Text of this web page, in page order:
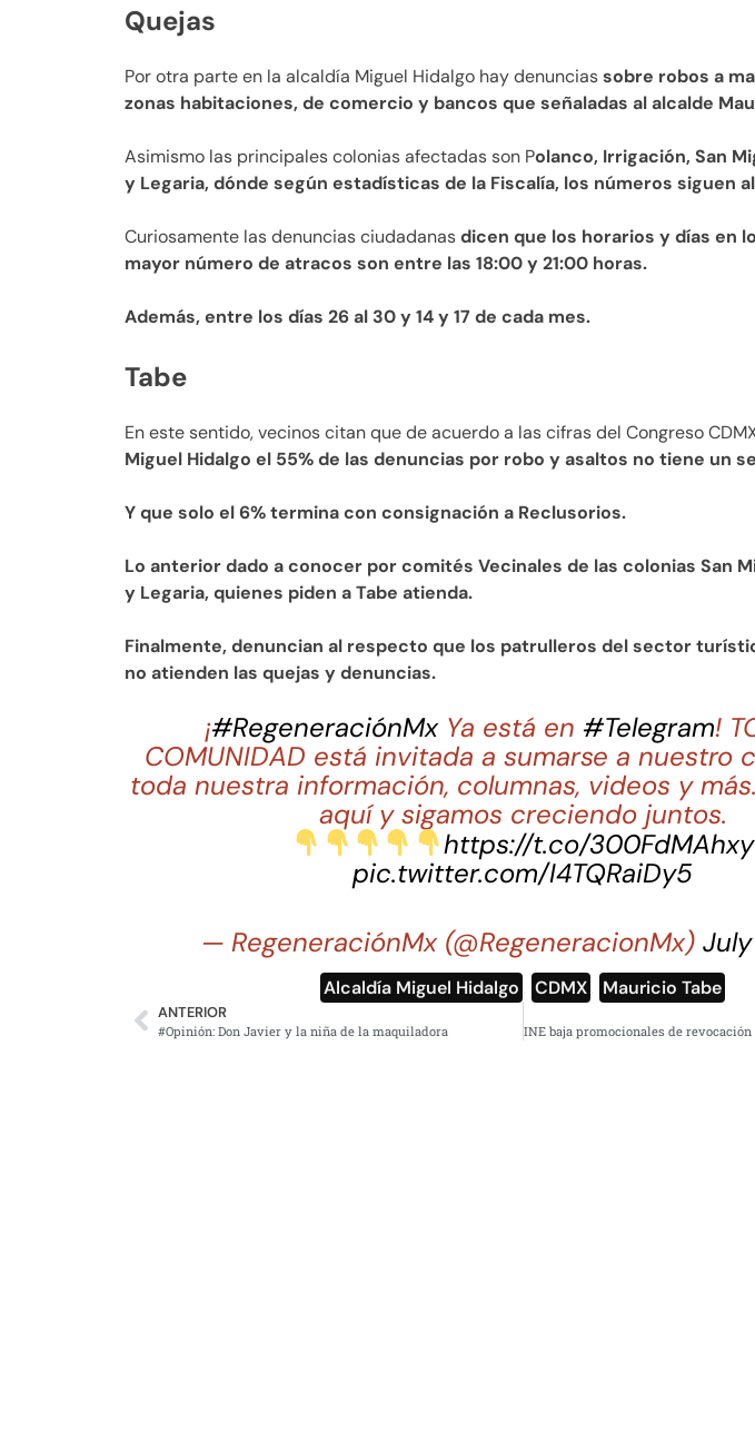
Quejas
Por otra parte en la alcaldía Miguel Hidalgo hay denunciassobre robos a
zonas habitaciones, de comercio y bancos que señaladas al alcalde
Asimismo las principales colonias afectadas son Polanco, Irrigación, San
y Legaria, dónde según estadísticas de la Fiscalía, los números siguen
Curiosamente las denuncias ciudadanasdicen que los horarios y días en
mayor número de atracos son entre las 18:00 y 21:00 horas.
Además, entre los días 26 al 30 y 14 y 17 de cada mes.
Tabe
En este sentido, vecinos citan que de acuerdo a las cifras del Congreso
Miguel Hidalgo el 55% de las denuncias por robo y asaltos no tiene un
Y que solo el 6% termina con consignación a Reclusorios.
Lo anterior dado a conocer por comités Vecinales de las colonias San
y Legaria, quienes piden a Tabe atienda.
Finalmente, denuncian al respecto que los patrulleros del sector
no atienden las quejas y denuncias.
¡#RegeneraciónMxYa está en #Telegram!
COMUNIDAD está invitada a sumarse a nuestro
toda nuestra información, columnas, videos y
aquí y sigamos creciendo juntos.
https://t.co/300FdMAhxy
pic.twitter.com/I4TQRaiDy5
— RegeneraciónMx (@RegeneracionMx)
Alcaldía Miguel Hidalgo CDMX Mauricio Tabe
ANTERIOR
#Opinión: Don Javier y la niña de la maquiladora